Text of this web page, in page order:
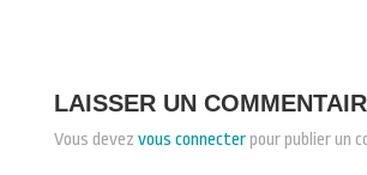
LAISSER UN
Vous devez vous connecterpour publier un